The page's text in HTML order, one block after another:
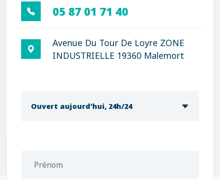
05 87 01 71 40
Avenue Du Tour De Loyre ZONE
INDUSTRIELLE 19360 Malemort
Ouvert aujourd'hui, 24h/24
Prénom